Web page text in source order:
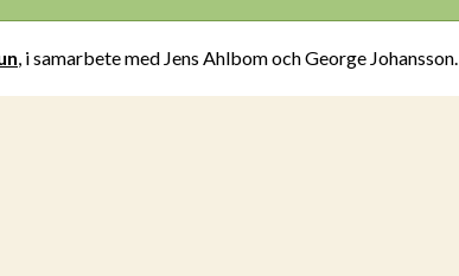
, i samarbete med Jens Ahlbom och George Johansson.